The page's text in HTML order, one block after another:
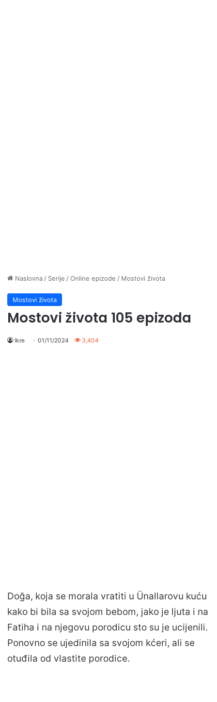
Naslovna / Serije /Online epizode / Mostovi života
Mostovi života
Mostovi života 105 epizoda
Ikre 01/11/2024 3,404
Doğa, koja se morala vratiti u Ünallarovu kuću
kako bi bila sa svojom bebom, jako je ljuta i na
Fatiha i na njegovu porodicu sto su je ucijenili.
Ponovno se ujedinila sa svojom kćeri, ali se
otuđila od vlastite porodice.